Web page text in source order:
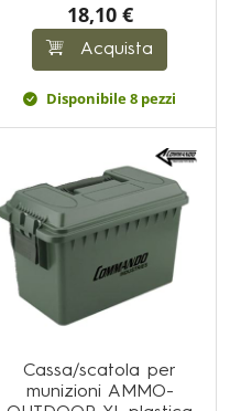
18,10 €
Acquista
Disponibile 8 pezzi
Cassa/scatola per
munizioni AMMO-